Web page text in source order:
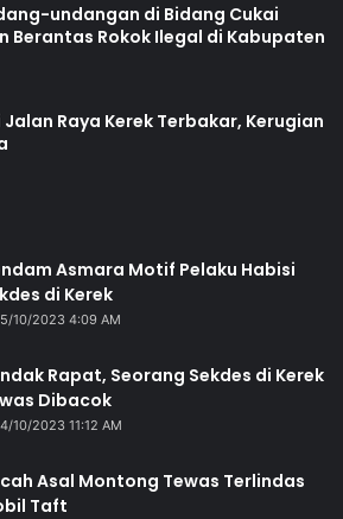
undangan di Bidang Cukai
Berantas Rokok Ilegal di Kabupaten
Raya Kerek Terbakar, Kerugian
Asmara Motif Pelaku Habisi
di Kerek
10/2023 4:09 AM
Rapat, Seorang Sekdes di Kerek
Dibacok
10/2023 11:12 AM
Asal Montong Tewas Terlindas
Taft